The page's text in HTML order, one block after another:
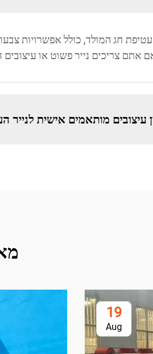
חג המולד, כולל אפשרויות
אתם צריכים נייר פשוט או
עיצובים מותאמים אישית לנייר
19
Aug